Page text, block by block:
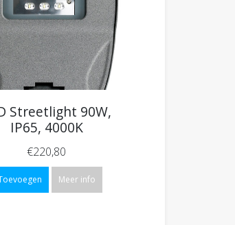
Streetlight 90W,
IP65, 4000K
€220,80
Meer info